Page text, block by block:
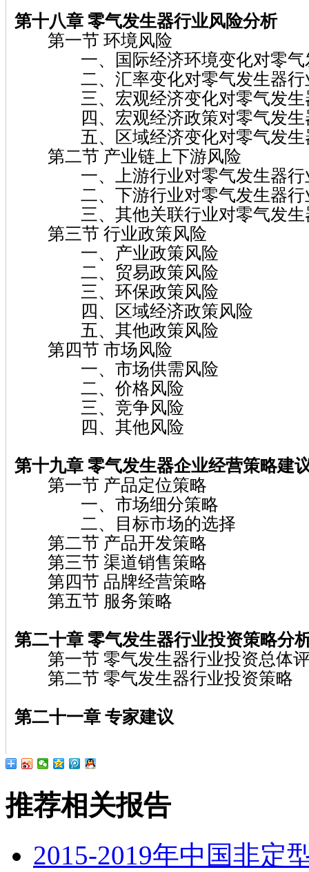
第十八章 零气发生器行业风险分析
第一节 环境风险
一、国际经济环境变化对零气
二、汇率变化对零气发生器行
三、宏观经济变化对零气发生
四、宏观经济政策对零气发生
五、区域经济变化对零气发生
第二节 产业链上下游风险
一、上游行业对零气发生器行
二、下游行业对零气发生器行
三、其他关联行业对零气发生
第三节 行业政策风险
一、产业政策风险
二、贸易政策风险
三、环保政策风险
四、区域经济政策风险
五、其他政策风险
第四节 市场风险
一、市场供需风险
二、价格风险
三、竞争风险
四、其他风险
第十九章 零气发生器企业经营策略建
第一节 产品定位策略
一、市场细分策略
二、目标市场的选择
第二节 产品开发策略
第三节 渠道销售策略
第四节 品牌经营策略
第五节 服务策略
第二十章 零气发生器行业投资策略分
第一节 零气发生器行业投资总体
第二节 零气发生器行业投资策略
第二十一章 专家建议
推荐相关报告
2015-2019年中国非定